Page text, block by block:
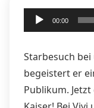
Audio-
Player
00:00
Starbesuch bei
begeistert er
Publikum.